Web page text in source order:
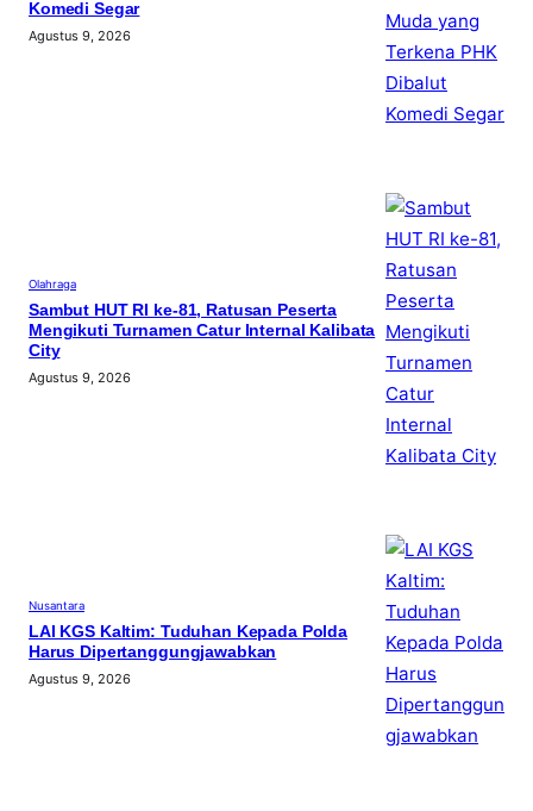
Komedi Segar
Agustus 9, 2026
Olahraga
Sambut HUT RI ke-81, Ratusan Peserta
Mengikuti Turnamen Catur Internal Kalibata
City
Agustus 9, 2026
Nusantara
LAI KGS Kaltim: Tuduhan Kepada Polda
Harus Dipertanggungjawabkan
Agustus 9, 2026